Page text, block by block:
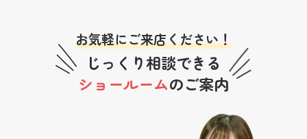
お気軽にご来店ください！
じっくり相談できる
ショールームのご案内